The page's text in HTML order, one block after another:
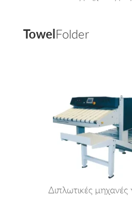
TowelFolder
Διπλωτικές μηχανές